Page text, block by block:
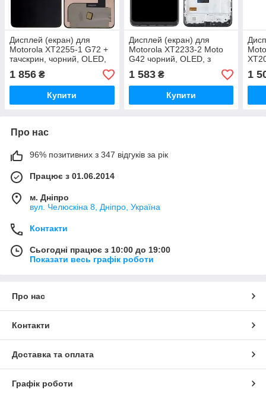
Дисплей (екран) для
Motorola XT2255-1 G72 +
тачскрин, чорний, OLED,
оригінал (54) переклеєне
скло
1 856 ₴
Купити
Дисплей (екран) для
Motorola XT2233-2 Moto
G42 чорний, OLED, з
рамкою
1 583₴
Купити
1
Про нас
96% позитивних з 347 відгуків за рік
Працює з 01.06.2014
м. Дніпро
вул. Челюскіна 8, Дніпро, Україна
Контакти
Сьогодні працює з 10:00 до 19:00
Показати весь графік роботи
Про нас
Контакти
Доставка та оплата
Графік роботи